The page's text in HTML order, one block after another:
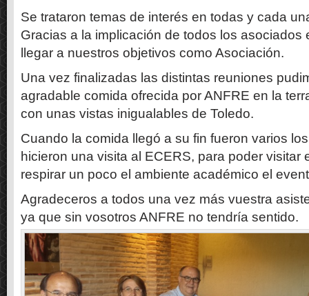
Se trataron temas de interés en todas y cada
Gracias a la implicación de todos los asociados
llegar a nuestros objetivos como Asociación.
Una vez finalizadas las distintas reuniones
agradable comida ofrecida por ANFRE en la
con unas vistas inigualables de Toledo.
Cuando la comida llegó a su fin fueron varios
hicieron una visita al ECERS, para poder visitar
respirar un poco el ambiente académico el
Agradeceros a todos una vez más vuestra
ya que sin vosotros ANFRE no tendría sentido.